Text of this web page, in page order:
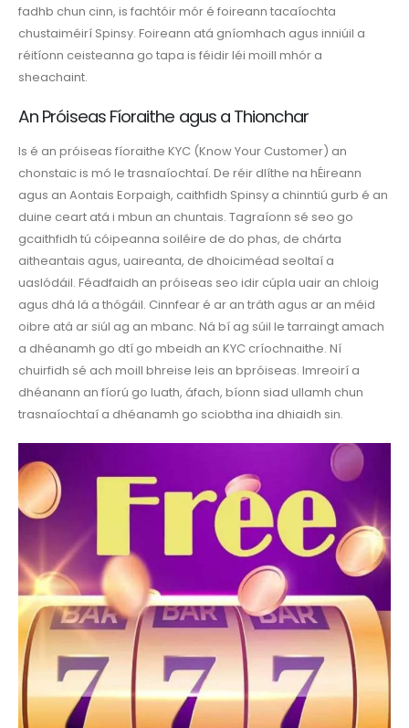
fadhb chun cinn, is fachtóir mór é foireann tacaíochta
chustaiméirí Spinsy. Foireann atá gníomhach agus inniúil a
réitíonn ceisteanna go tapa is féidir léi moill mhór a
sheachaint.
An Próiseas Fíoraithe agus a Thionchar
Is é an próiseas fíoraithe KYC (Know Your Customer) an
chonstaic is mó le trasnaíochtaí. De réir dlíthe na hÉireann
agus an Aontais Eorpaigh, caithfidh Spinsy a chinntiú gurb é an
duine ceart atá i mbun an chuntais. Tagraíonn sé seo go
gcaithfidh tú cóipeanna soiléire de do phas, de chárta
aitheantais agus, uaireanta, de dhoiciméad seoltaí a
uaslódáil. Féadfaidh an próiseas seo idir cúpla uair an chloig
agus dhá lá a thógáil. Cinnfear é ar an tráth agus ar an méid
oibre atá ar siúl ag an mbanc. Ná bí ag súil le tarraingt amach
a dhéanamh go dtí go mbeidh an KYC críochnaithe. Ní
chuirfidh sé ach moill bhreise leis an bpróiseas. Imreoirí a
dhéanann an fíorú go luath, áfach, bíonn siad ullamh chun
trasnaíochtaí a dhéanamh go sciobtha ina dhiaidh sin.